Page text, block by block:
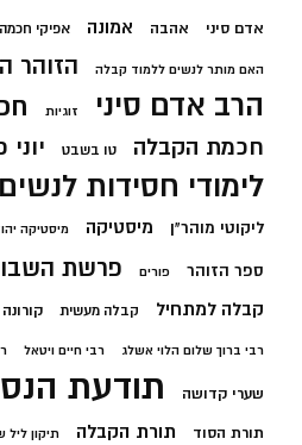
אדם סיני אהבה אמונה אפיקי חכמה
האם מותר לנשים ללמוד קבלה הזוהר
הרב אדם סיני זוגיות
חכמת הקבלה טו בשבט יוני
לימודי חסידות לנשים
ליקוטי מוהר"ן מיסטיקה מיסטיקה
ספר הזוהר פורים פרשת
קבלה למתחיל קבלה מעשית קורונה
רבי ברוך שלום הלוי אשלג רבי חיים ויטאל
שערי קדושה תודעת
תורת הסוד תורת הקבלה תיקון ליל